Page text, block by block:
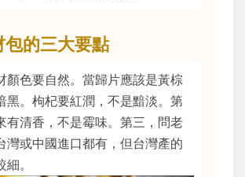
包的三大要點
顏色要自然。當歸片應該是黃棕
黑。枸杞要紅潤，不是黯淡。第
有清香，不是霉味。第三，問老
灣或中國進口都有，但台灣產的
。